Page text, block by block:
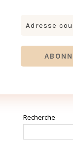
Recherche